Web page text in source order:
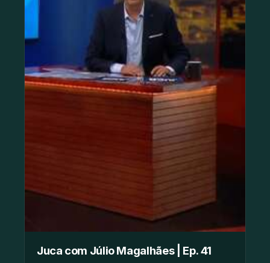
Juca com Júlio Magalhães | Ep. 41